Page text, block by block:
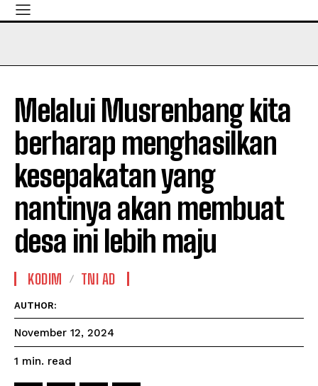
Melalui Musrenbang kita
berharap menghasilkan
kesepakatan yang
nantinya akan membuat
desa ini lebih maju
KODIM TNI AD
AUTHOR:
November 12, 2024
1 min. read